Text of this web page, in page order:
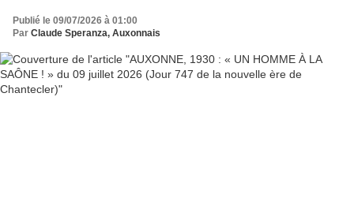
Publié le 09/07/2026 à 01:00
Par Claude Speranza, Auxonnais